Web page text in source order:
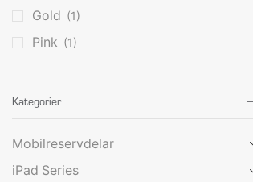
Gold (1)
Pink (1)
Kategorier
Mobilreservdelar
iPad Series